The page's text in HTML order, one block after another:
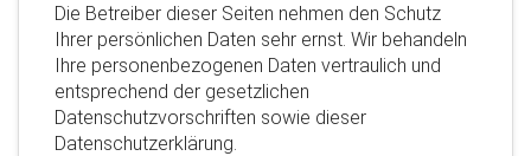
Die Betreiber dieser Seiten nehmen den Schutz
Ihrer persönlichen Daten sehr ernst. Wir behandeln
Ihre personenbezogenen Daten vertraulich und
entsprechend der gesetzlichen
Datenschutzvorschriften sowie dieser
Datenschutzerklärung.